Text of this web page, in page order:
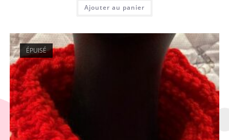
Ajouter au panier
ÉPUISÉ